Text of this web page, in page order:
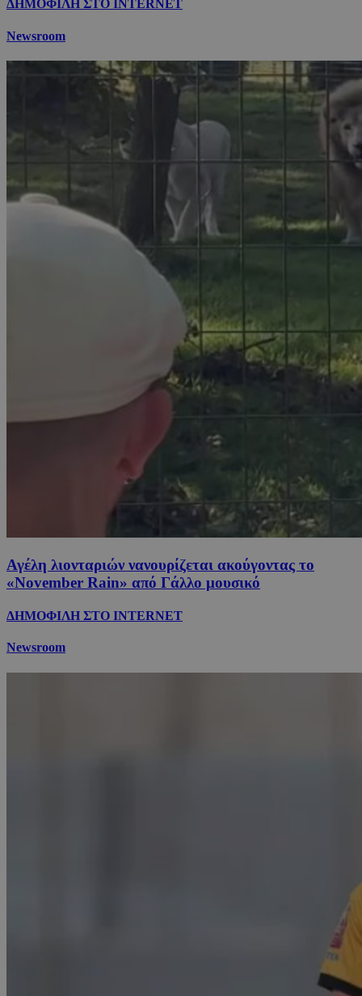
ΔΗΜΟΦΙΛΗ ΣΤΟ INTERNET
Newsroom
Αγέλη λιονταριών νανουρίζεται ακούγοντας το
«November Rain» από Γάλλο μουσικό
ΔΗΜΟΦΙΛΗ ΣΤΟ INTERNET
Newsroom